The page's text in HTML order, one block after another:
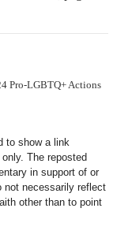
Pro-LGBTQ+ Actions
to show a link
The reposted
in support of or
not necessarily reflect
other than to point